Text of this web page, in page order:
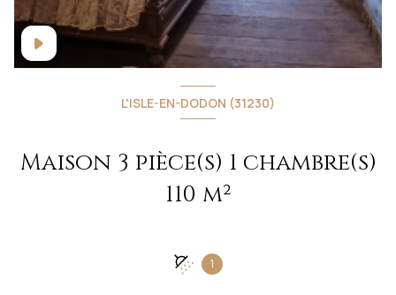
L'ISLE-EN-DODON (31230)
Maison 3 pièce(s) 1 chambre(s)
110 m²
1